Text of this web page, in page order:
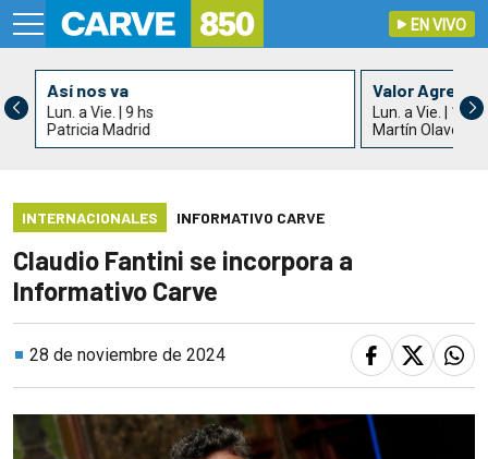
EN VIVO
Así nos va
Lun. a Vie. | 9 hs
Patricia Madrid
Valor
Lun. a Vie. | 11 hs
Martín Olaverry
INTERNACIONALES INFORMATIVO CARVE
Claudio Fantini se incorpora a
Informativo Carve
28 de noviembre de 2024